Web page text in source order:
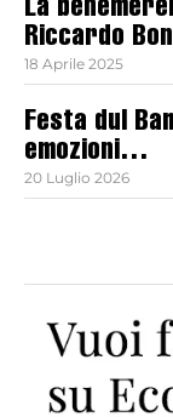
La
Riccardo
18 Aprile 2025
Festa dul
emozioni…
20 Luglio 2026